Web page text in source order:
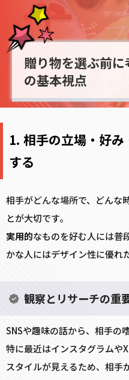
贈り物を選ぶ前
の基本視点
1. 相手の立場・好
する
相手がどんな場所で、どんな
とが大切です。
実用的なものを好む人には普
かな人にはデザイン性に優れ
観察とリサーチの重
SNSや趣味の話から、相手の
特に最近はインスタグラムや
スタイルが見えるため、相手